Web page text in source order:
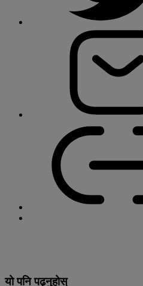
यो पनि पढ्नुहोस्